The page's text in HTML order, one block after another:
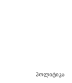
პოლიტიკა